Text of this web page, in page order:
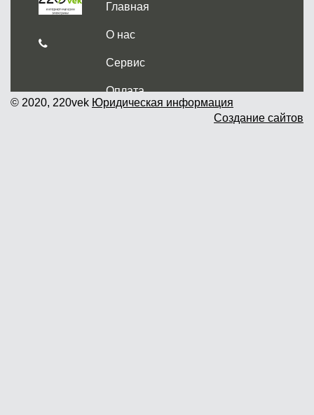
Главная
О нас
Сервис
Оплата
Доставка и самовывоз
© 2020, 220vek Юридическая информация
Создание сайтов